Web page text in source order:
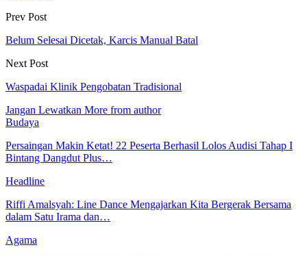
Prev Post
Belum Selesai Dicetak, Karcis Manual Batal
Next Post
Waspadai Klinik Pengobatan Tradisional
Jangan Lewatkan More from author
Budaya
Persaingan Makin Ketat! 22 Peserta Berhasil Lolos Audisi Tahap I
Bintang Dangdut Plus…
Headline
Riffi Amalsyah: Line Dance Mengajarkan Kita Bergerak Bersama
dalam Satu Irama dan…
Agama